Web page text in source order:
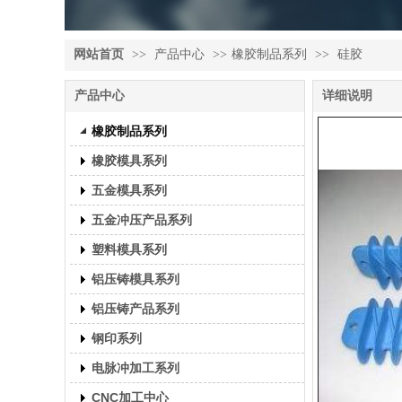
网站首页 >> 产品中心 >> 橡胶制品系列 >> 硅胶
产品中心
橡胶制品系列
橡胶模具系列
五金模具系列
五金冲压产品系列
塑料模具系列
铝压铸模具系列
铝压铸产品系列
钢印系列
电脉冲加工系列
CNC加工中心
详细说明